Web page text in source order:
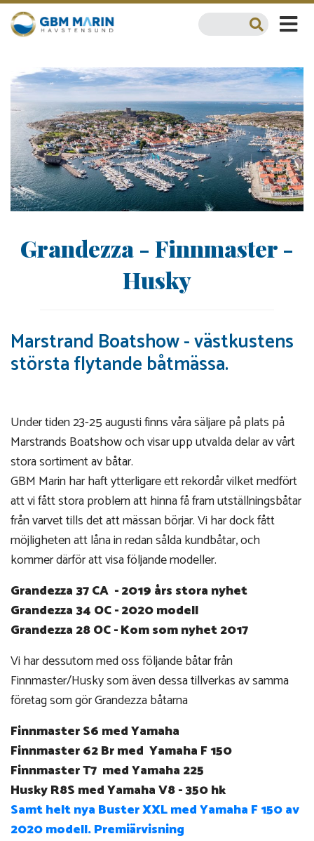
Grandezza - Finnmaster -
Husky
Marstrand Boatshow - västkustens
största flytande båtmässa.
Under tiden 23-25 augusti finns våra säljare på plats på
Marstrands Boatshow och visar upp utvalda delar av vårt
stora sortiment av båtar.
GBM Marin har haft ytterligare ett rekordår vilket medfört
att vi fått stora problem att hinna få fram utställningsbåtar
från varvet tills det att mässan börjar. Vi har dock fått
möjligheten att låna in redan sålda kundbåtar, och
kommer därför att visa följande modeller.
Grandezza 37 CA - 2019 års stora nyhet
Grandezza 34 OC - 2020 modell
Grandezza 28 OC - Kom som nyhet 2017
Vi har dessutom med oss följande båtar från
Finnmaster/Husky som även dessa tillverkas av samma
företag som gör Grandezza båtarna
Finnmaster S6 med Yamaha
Finnmaster 62 Br med Yamaha F 150
Finnmaster T7 med Yamaha 225
Husky R8S med Yamaha V8 - 350 hk
Samt helt nya Buster XXL med Yamaha F 150 av
2020 modell. Premiärvisning